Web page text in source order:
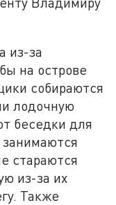
из-за
на острове
собираются
лодочную
беседки для
стараются
из-за их
Также